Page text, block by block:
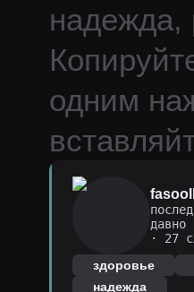
надежда,
одним
давно
· 27
здоровье
надежда